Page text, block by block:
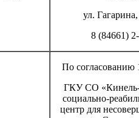
ул.
8 (84661)
По согласованию
ГКУ СО «Кинель-
социально-
центр для